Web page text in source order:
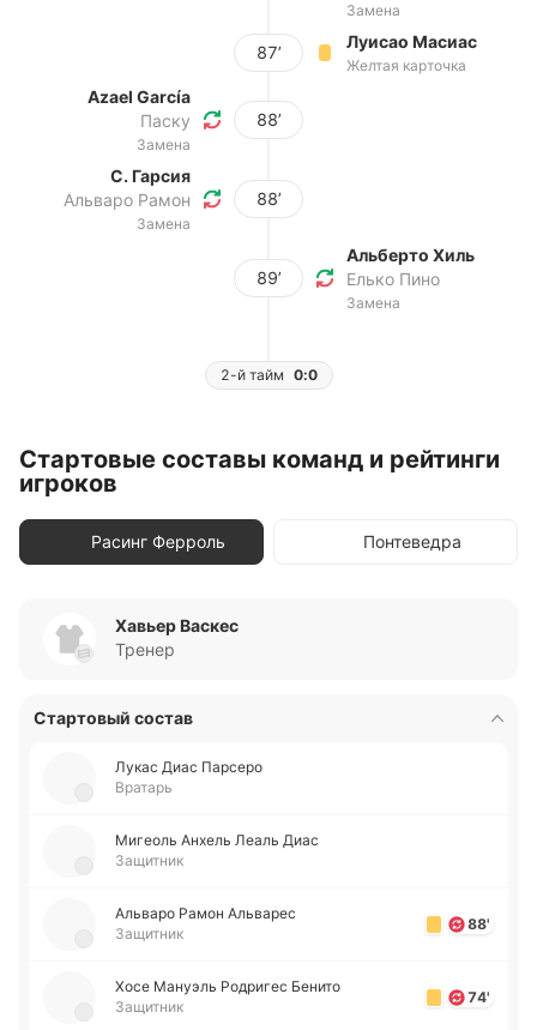
Замена
87’
Луисао Масиас
Желтая карточка
Azael García
Паску
Замена
88’
С. Гарсия
Альваро Рамон
Замена
88’
89’
Альберто Хиль
Елько Пино
Замена
2-й тайм 0:0
Стартовые составы команд и рейтинги
игроков
Расинг Ферроль Понтеведра
Хавьер Васкес
Тренер
Стартовый состав
Лукас Диас Па­рсе­ро
Вратарь
Ми­геоль Анхель Леаль Диас
Защитник
Альва­ро Рамон Альва­рес
Защитник
88'
Хосе Ма­нуэль Ро­дри­гес Бенито
Защитник
74'